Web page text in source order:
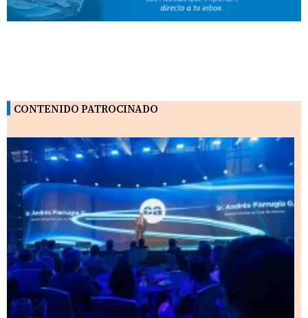
CONTENIDO PATROCINADO